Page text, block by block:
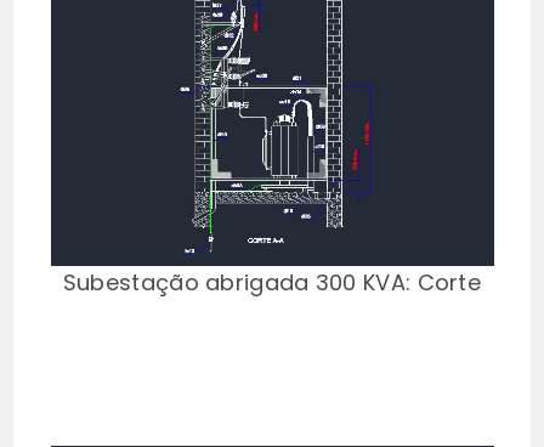
Subestação abrigada 300 KVA: Corte